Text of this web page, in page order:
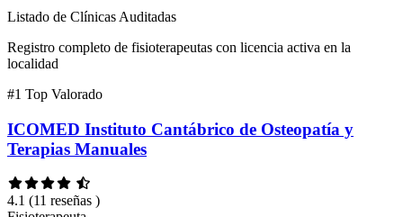
Listado de Clínicas Auditadas
Registro completo de fisioterapeutas con licencia activa en la
localidad
#1 Top Valorado
ICOMED Instituto Cantábrico de Osteopatía y
Terapias Manuales
4.1 (11 reseñas )